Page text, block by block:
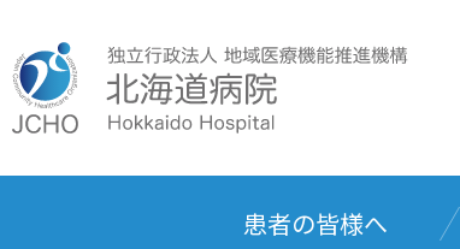
患者の皆様へ